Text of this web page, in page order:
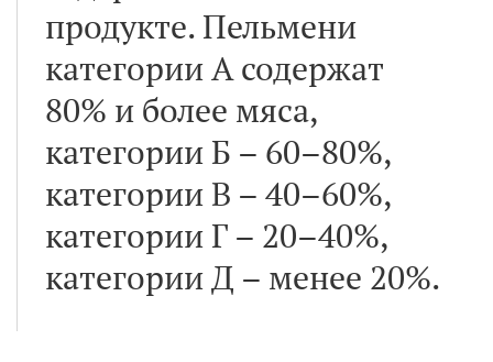
продукте. Пельмени
категории А содержат
80% и более мяса,
категории Б – 60–80%,
категории В – 40–60%,
категории Г – 20–40%,
категории Д – менее 20%.